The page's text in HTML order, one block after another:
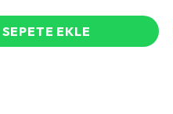
SEPETE EKLE